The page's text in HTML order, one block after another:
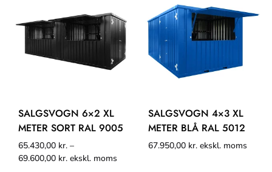
SALGSVOGN 6×2 XL
METER SORT RAL 9005
65.430,00 kr. –
69.600,00 kr. ekskl. moms
SALGSVOGN 4×3 XL
METER BLÅ RAL 5012
67.950,00 kr. ekskl. moms